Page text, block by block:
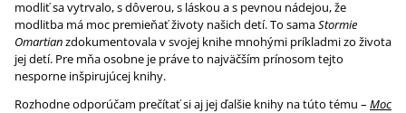
modliť sa vytrvalo, s dôverou, s láskou a s pevnou nádejou, že
modlitba má moc premieňať životy našich detí. To samaStormie
Omartianzdokumentovala v svojej knihe mnohými príkladmi zo života
jej detí. Pre mňa osobne je práve to najväčším prínosom tejto
nesporne inšpirujúcej knihy.
Rozhodne odporúčam prečítať si aj jej ďalšie knihy na túto tému – Moc